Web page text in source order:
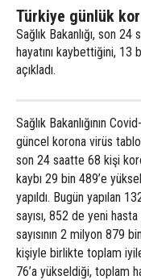
Türkiye günlük
Sağlık Bakanlığı, son
hayatını kaybettiğini, 13
açıkladı.
Sağlık Bakanlığının
güncel korona virüs
son 24 saatte 68 kişi
kaybı 29 bin 489’e
yapıldı. Bugün yapılan
sayısı, 852 de yeni
sayısının 2 milyon 879
kişiyle birlikte toplam
76’a yükseldiği, toplam